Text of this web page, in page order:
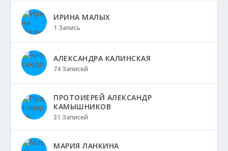
ИРИНА МАЛЫХ
1 Запись
АЛЕКСАНДРА КАЛИНСКАЯ
74 Записей
ПРОТОИЕРЕЙ АЛЕКСАНДР
КАМЫШНИКОВ
31 Записей
МАРИЯ ЛАНКИНА